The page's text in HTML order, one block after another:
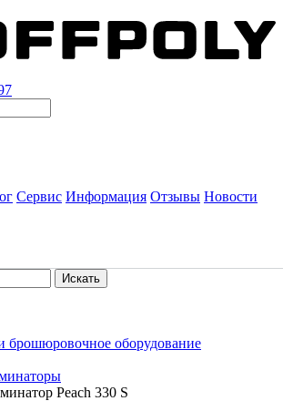
Сервис Информация Отзывы Новости
Искать
брошюровочное оборудование
Peach 330 S